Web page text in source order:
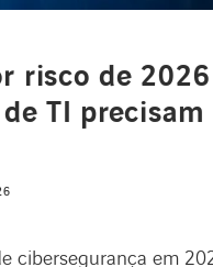
risco de
TI
cibersegurança em